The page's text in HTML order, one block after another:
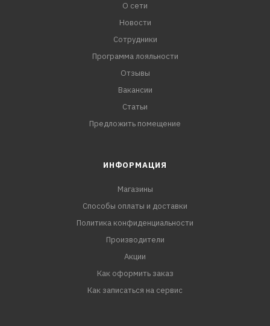
О сети
Новости
Сотрудники
Программа лояльности
Отзывы
Вакансии
Статьи
Предложить помещение
ИНФОРМАЦИЯ
Магазины
Способы оплаты и доставки
Политика конфиденциальности
Производители
Акции
Как оформить заказ
Как записаться на сервис